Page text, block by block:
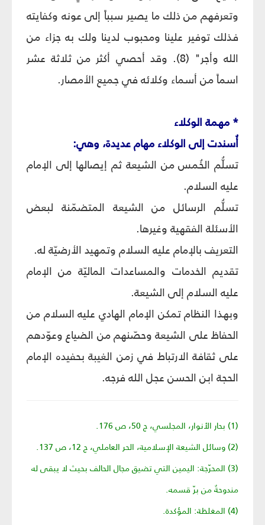
وتعرفهم من ذلك ما يصير سبباً إلى عونه وكفايته
فذلك توفير علينا ومحبوب لدينا ولك به جزاء من
الله وأجر" (8). وقد أحصي أكثر من ثلاثة عشر
اسماً من أسماء وكلائه في جميع الأمصار.
* مهمة الوكلاء
أُسندت إلى الوكلاء مهام عديدة، وهي:
تسلُّم الخُمس من الشيعة ثم إيصالها إلى الإمام
عليه السلام.
تسلُّم الرسائل من الشيعة المتضمّنة لبعض
الأسئلة الفقهية وغيرها.
التعريف بالإمام عليه السلام وتمهيد الأرضيّة له.
تقديم الخدمات والمساعدات الماليّة من الإمام
عليه السلام إلى الشيعة.
وبهذا النظام تمكن الإمام الهادي عليه السلام من
الحفاظ على الشيعة وحصّنهم من الضياع وعوّدهم
على ثقافة الارتباط في زمن الغيبة بحفيده الإمام
الحجة ابن الحسن عجل الله فرجه.
(1) بحار الأنوار، المجلسي، ج 50، ص 176.
(2) وسائل الشيعة الإسلامية، الحر العاملي، ج 12، ص 137.
(3) المحرّجة: اليمين التي تضيق مجال الحالف بحيث لا يبقى له
مندوحةٌ من برّ قسمه.
(4) المغلظة: المؤكدة.